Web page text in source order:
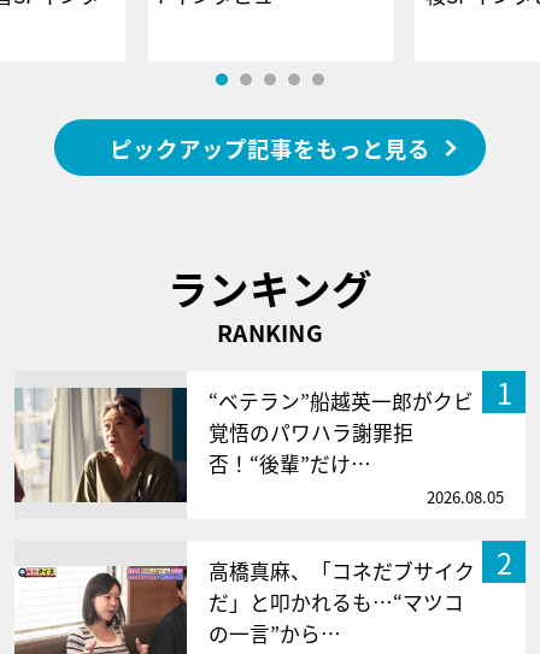
ピックアップ記事をもっと見る
ランキング
RANKING
1
“ベテラン”船越英一郎がクビ
覚悟のパワハラ謝罪拒
否！“後輩”だけ…
2026.08.05
2
高橋真麻、「コネだブサイク
だ」と叩かれるも…“マツコ
の一言”から…